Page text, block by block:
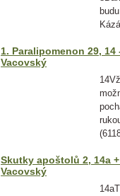
1. Paralipomenon 29, 14
Vacovský
Skutky apoštolů 2, 14a
Vacovský